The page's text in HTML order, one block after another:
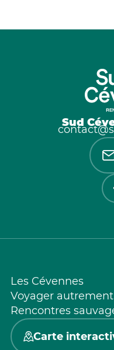
Sud
Les Cévennes
Voyager autrement
Rencontres
Carte